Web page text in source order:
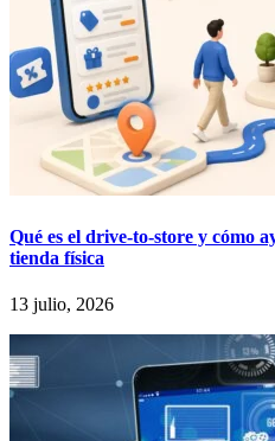
Qué es el drive-to-store y cómo
tienda física
13 julio, 2026